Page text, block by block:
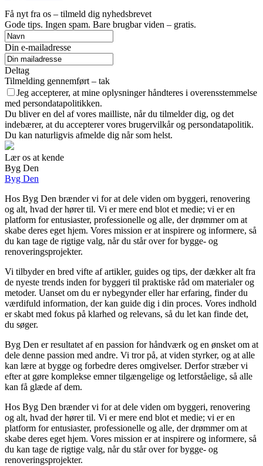
Få nyt fra os – tilmeld dig nyhedsbrevet
Gode tips. Ingen spam. Bare brugbar viden – gratis.
Din e-mailadresse
Deltag
Tilmelding gennemført – tak
Jeg accepterer, at mine oplysninger håndteres i overensstemmelse
med persondatapolitikken.
Du bliver en del af vores mailliste, når du tilmelder dig, og det
indebærer, at du accepterer vores brugervilkår og persondatapolitik.
Du kan naturligvis afmelde dig når som helst.
Lær os at kende
Byg Den
Byg Den
Hos Byg Den brænder vi for at dele viden om byggeri, renovering
og alt, hvad der hører til. Vi er mere end blot et medie; vi er en
platform for entusiaster, professionelle og alle, der drømmer om at
skabe deres eget hjem. Vores mission er at inspirere og informere, så
du kan tage de rigtige valg, når du står over for bygge- og
renoveringsprojekter.
Vi tilbyder en bred vifte af artikler, guides og tips, der dækker alt fra
de nyeste trends inden for byggeri til praktiske råd om materialer og
metoder. Uanset om du er nybegynder eller har erfaring, finder du
værdifuld information, der kan guide dig i din proces. Vores indhold
er skabt med fokus på klarhed og relevans, så du let kan finde det,
du søger.
Byg Den er resultatet af en passion for håndværk og en ønsket om at
dele denne passion med andre. Vi tror på, at viden styrker, og at alle
kan lære at bygge og forbedre deres omgivelser. Derfor stræber vi
efter at gøre komplekse emner tilgængelige og letforståelige, så alle
kan få glæde af dem.
Hos Byg Den brænder vi for at dele viden om byggeri, renovering
og alt, hvad der hører til. Vi er mere end blot et medie; vi er en
platform for entusiaster, professionelle og alle, der drømmer om at
skabe deres eget hjem. Vores mission er at inspirere og informere, så
du kan tage de rigtige valg, når du står over for bygge- og
renoveringsprojekter.